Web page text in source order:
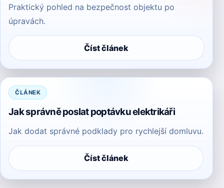
Praktický pohled na bezpečnost objektu po
úpravách.
Číst článek
ČLÁNEK
Jak správně poslat poptávku elektrikáři
Jak dodat správné podklady pro rychlejší domluvu.
Číst článek